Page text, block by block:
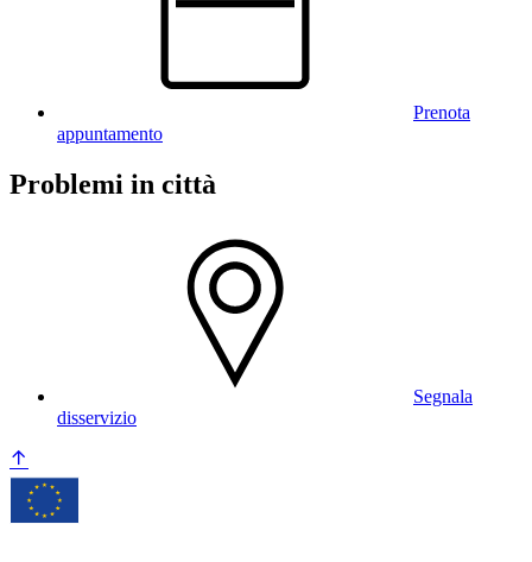
Prenota
appuntamento
Problemi in città
Segnala
disservizio